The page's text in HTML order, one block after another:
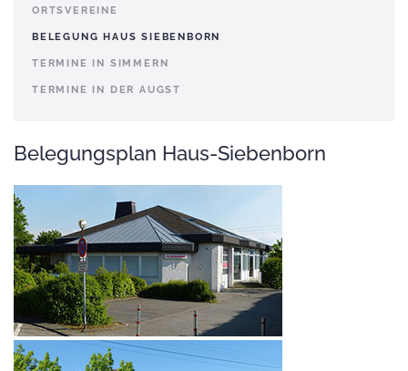
ORTSVEREINE
BELEGUNG HAUS SIEBENBORN
TERMINE IN SIMMERN
TERMINE IN DER AUGST
Belegungsplan Haus-Siebenborn